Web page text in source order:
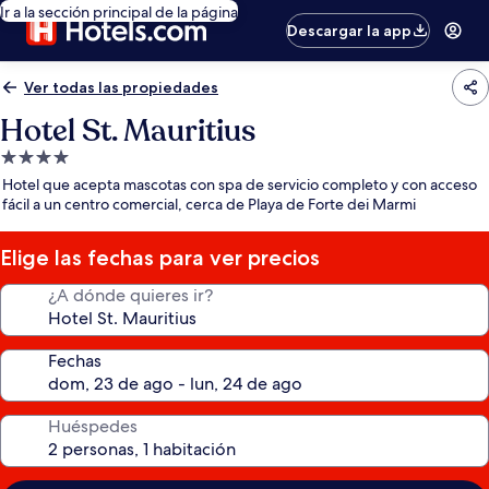
Ir a la sección principal de la página
Descargar la app
Ver todas las propiedades
Hotel St. Mauritius
Propiedad
de
4.0
estrellas
Hotel que acepta mascotas con spa de servicio completo y con acceso
fácil a un centro comercial, cerca de Playa de Forte dei Marmi
Elige las fechas para ver precios
¿A dónde quieres ir?
Fechas
Huéspedes